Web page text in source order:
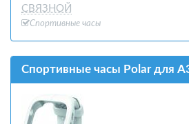
СВЯЗНОЙ
Спортивные часы
Спортивные часы Polar для